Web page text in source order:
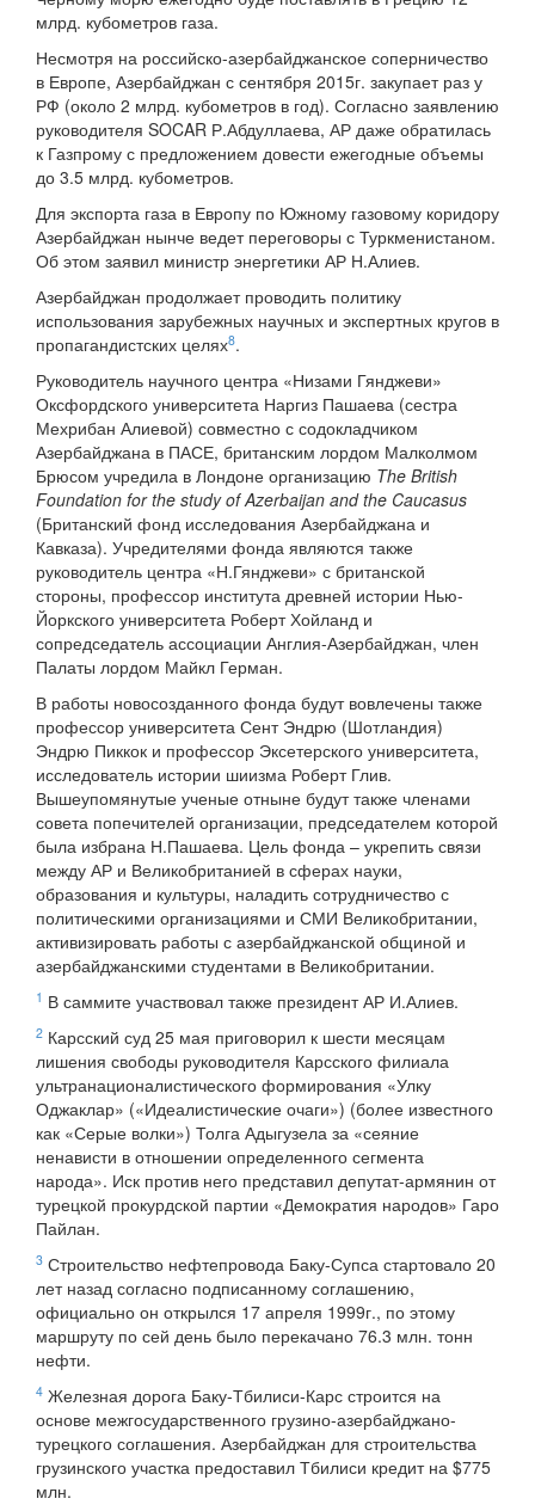
млрд. кубометров газа.
Несмотря на российско-азербайджанское соперничество
в Европе, Азербайджан с сентября 2015г. закупает раз у
РФ (около 2 млрд. кубометров в год). Согласно заявлению
руководителя SOCAR Р.Абдуллаева, АР даже обратилась
к Газпрому с предложением довести ежегодные объемы
до 3.5 млрд. кубометров.
Для экспорта газа в Европу по Южному газовому коридору
Азербайджан нынче ведет переговоры с Туркменистаном.
Об этом заявил министр энергетики АР Н.Алиев.
Азербайджан продолжает проводить политику
использования зарубежных научных и экспертных кругов в
пропагандистских целях8.
Руководитель научного центра «Низами Гянджеви»
Оксфордского университета Наргиз Пашаева (сестра
Мехрибан Алиевой) совместно с содокладчиком
Азербайджана в ПАСЕ, британским лордом Малколмом
Брюсом учредила в Лондоне организацию The British
Foundation for the study of Azerbaijan and the Caucasus
(Британский фонд исследования Азербайджана и
Кавказа). Учредителями фонда являются также
руководитель центра «Н.Гянджеви» с британской
стороны, профессор института древней истории Нью-
Йоркского университета Роберт Хойланд и
сопредседатель ассоциации Англия-Азербайджан, член
Палаты лордом Майкл Герман.
В работы новосозданного фонда будут вовлечены также
профессор университета Сент Эндрю (Шотландия)
Эндрю Пиккок и профессор Эксетерского университета,
исследователь истории шиизма Роберт Глив.
Вышеупомянутые ученые отныне будут также членами
совета попечителей организации, председателем которой
была избрана Н.Пашаева. Цель фонда – укрепить связи
между АР и Великобританией в сферах науки,
образования и культуры, наладить сотрудничество с
политическими организациями и СМИ Великобритании,
активизировать работы с азербайджанской общиной и
азербайджанскими студентами в Великобритании.
1 В саммите участвовал также президент АР И.Алиев.
2 Карсский суд 25 мая приговорил к шести месяцам
лишения свободы руководителя Карсского филиала
ультранационалистического формирования «Улку
Оджаклар» («Идеалистические очаги») (более известного
как «Серые волки») Толга Адыгузела за «сеяние
ненависти в отношении определенного сегмента
народа». Иск против него представил депутат-армянин от
турецкой прокурдской партии «Демократия народов» Гаро
Пайлан.
3 Строительство нефтепровода Баку-Супса стартовало 20
лет назад согласно подписанному соглашению,
официально он открылся 17 апреля 1999г., по этому
маршруту по сей день было перекачано 76.3 млн. тонн
нефти.
4 Железная дорога Баку-Тбилиси-Карс строится на
основе межгосударственного грузино-азербайджано-
турецкого соглашения. Азербайджан для строительства
грузинского участка предоставил Тбилиси кредит на $775
млн.